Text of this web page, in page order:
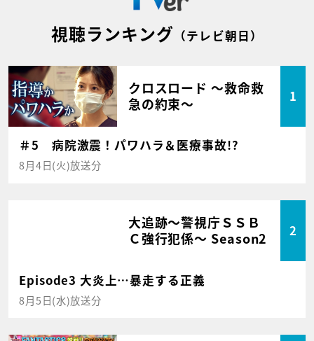
視聴ランキング （テレビ朝日）
クロスロード ～救命救
急の約束～
1
＃5 病院激震！パワハラ＆医療事故!?
8月4日(火)放送分
大追跡～警視庁ＳＳＢ
Ｃ強行犯係～ Season2
2
Episode3 大炎上…暴走する正義
8月5日(水)放送分